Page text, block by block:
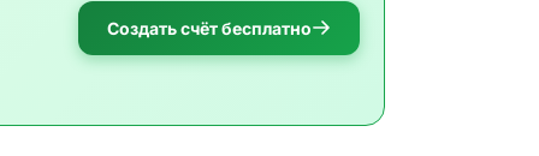
Создать счёт бесплатно